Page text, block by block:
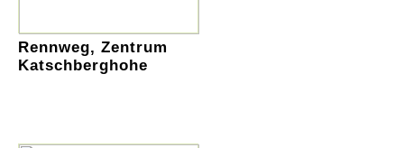
Rennweg, Zentrum
Katschberghohe